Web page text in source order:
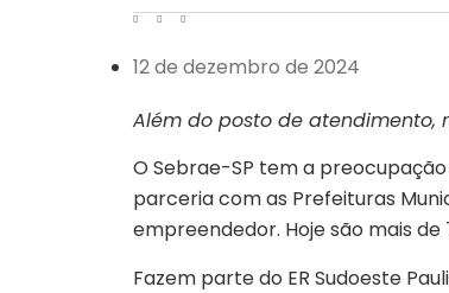
12 de dezembro de 2024
Além do posto de atendimento,
O Sebrae-SP tem a
parceria com as Prefeituras
empreendedor. Hoje são mais de
Fazem parte do ER Sudoeste